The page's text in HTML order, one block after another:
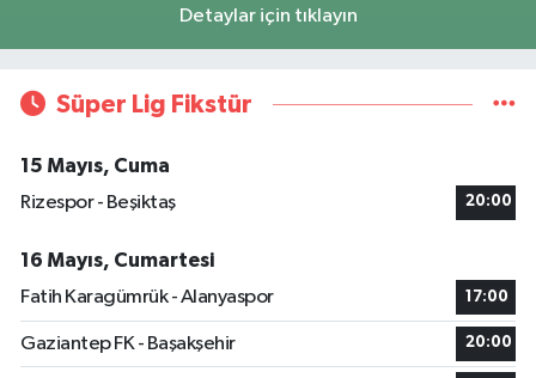
Detaylar için tıklayın
Süper Lig Fikstür
15 Mayıs, Cuma
Rizespor - Beşiktaş
20:00
16 Mayıs, Cumartesi
Fatih Karagümrük - Alanyaspor
17:00
Gaziantep FK - Başakşehir 20:00